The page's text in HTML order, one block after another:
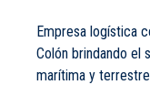
Empresa logística
Colón brindando el
marítima y